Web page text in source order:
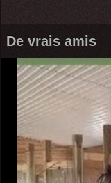
De vrais amis